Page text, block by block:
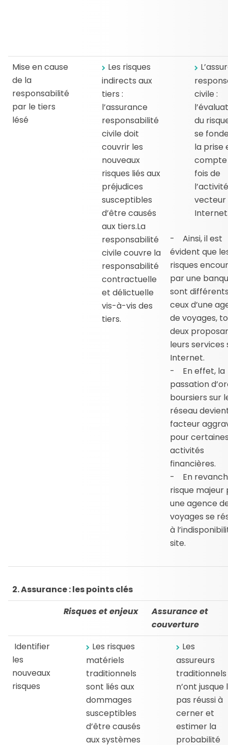
Mise en cause
de la
responsabilité
par le tiers
lésé
Les risques
indirects aux
tiers :
l’assurance
responsabilité
civile doit
couvrir les
nouveaux
risques liés aux
préjudices
susceptibles
d’être causés
aux tiers.La
responsabilité
civile couvre la
responsabilité
contractuelle
et délictuelle
vis-à-vis des
tiers.
civile :
du
se
la prise
compte
fois de
vecteur
- Ainsi, il est
évident que
risques
par une
sont
ceux d’une
de voyages,
deux
leurs services
Internet.
- En effet, la
passation
boursiers sur
réseau
facteur
pour
activités
financières.
- En
risque majeur
une agence
voyages se
à
site.
2. Assurance : les points clés
Risques et enjeux
Assurance et
couverture
Identifier
les
nouveaux
risques
Les risques
matériels
traditionnels
sont liés aux
dommages
susceptibles
d’être causés
aux systèmes
Les
assureurs
traditionnels
n’ont jusque
pas réussi à
cerner et
estimer la
probabilité